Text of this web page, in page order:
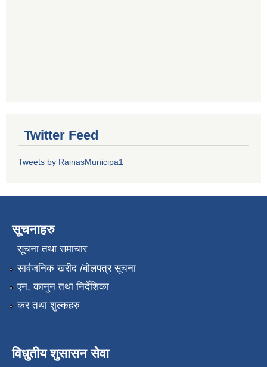
Twitter Feed
Tweets by RainasMunicipa1
सूचनाहरु
सूचना तथा समाचार
सार्वजनिक खरीद /बोलपत्र सूचना
एन, कानुन तथा निर्देशिका
कर तथा शुल्कहरु
विधुतीय शुसासन सेवा